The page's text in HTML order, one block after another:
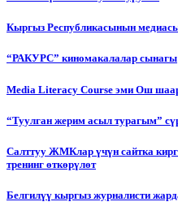
Кыргыз Республикасынын
“РАКУРС” киномакалалар сынагы
Media Literacy Сourse эми Ош
“Туулган жерим асыл турагым”
Салттуу ЖМКлар үчүн сайтка
тренинг өткөрүлөт
Белгилүү кыргыз журналисти